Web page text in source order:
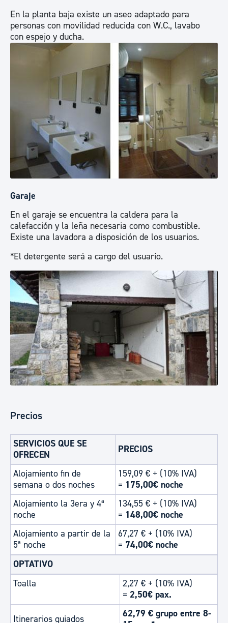
En la planta baja existe un aseo adaptado para
personas con movilidad reducida con W.C., lavabo
con espejo y ducha.
Garaje
En el garaje se encuentra la caldera para la
calefacción y la leña necesaria como combustible.
Existe una lavadora a disposición de los usuarios.
*El detergente será a cargo del usuario.
Precios
SERVICIOS QUE SE
OFRECEN
PRECIOS
Alojamiento fin de
semana o dos noches
159,09 € + (10% IVA)
= 175,00€ noche
Alojamiento la 3era y 4ª
noche
134,55 € + (10% IVA)
= 148,00€ noche
Alojamiento a partir de la
5ª noche
67,27 € + (10% IVA)
= 74,00€ noche
OPTATIVO
Toalla
2,27 € + (10% IVA)
= 2,50€ pax.
Itinerarios guiados
62,79 € grupo entre 8-